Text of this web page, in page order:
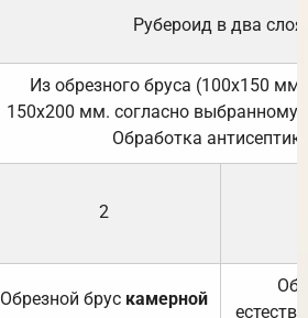
Рубероид в два слоя.
Из обрезного бруса (100х150
150х200 мм. согласно выбранному
Обработка
2
Обрезной брус камерной